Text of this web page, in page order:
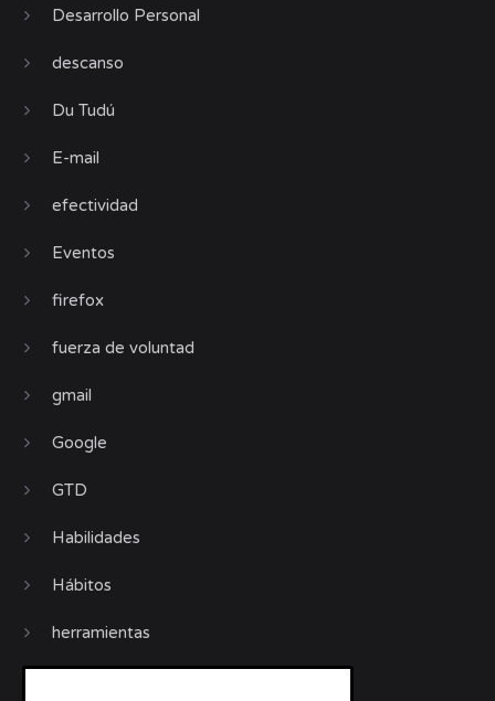
Desarrollo Personal
descanso
Du Tudú
E-mail
efectividad
Eventos
firefox
fuerza de voluntad
gmail
Google
GTD
Habilidades
Hábitos
herramientas